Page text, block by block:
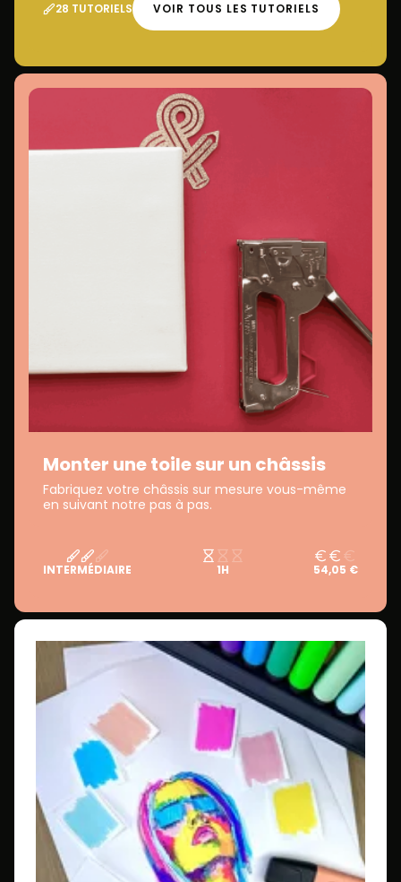
28 TUTORIELS VOIR TOUS LES TUTORIELS
Monter une toile sur un châssis
Fabriquez votre châssis sur mesure vous-même
en suivant notre pas à pas.
INTERMÉDIAIRE 1H 54,05 €